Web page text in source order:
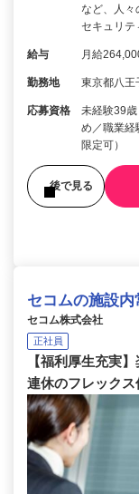
など、人
セキュリ
給与 月給
勤務地 東京都八王
応募資格
未経験39
め／職業
限定可）
後で見る
セコムの施設
セコム株式会社
正社員
【福利厚生充実
連休のフレックス